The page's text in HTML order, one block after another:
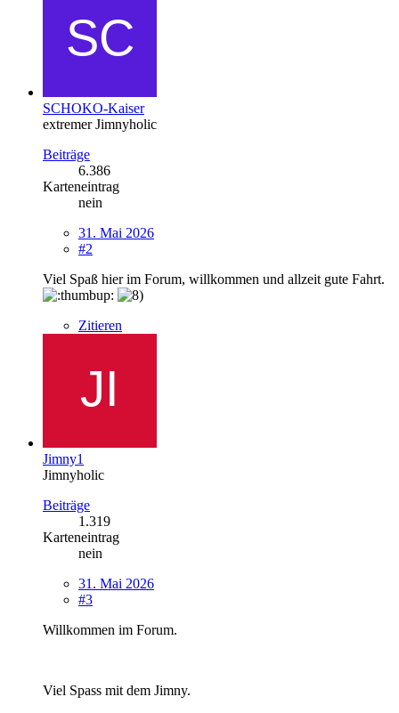
SCHOKO-Kaiser
extremer Jimnyholic
Beiträge
6.386
Karteneintrag
nein
31. Mai 2026
#2
Viel Spaß hier im Forum, willkommen und allzeit gute Fahrt.
Zitieren
Jimny1
Jimnyholic
Beiträge
1.319
Karteneintrag
nein
31. Mai 2026
#3
Willkommen im Forum.
Viel Spass mit dem Jimny.